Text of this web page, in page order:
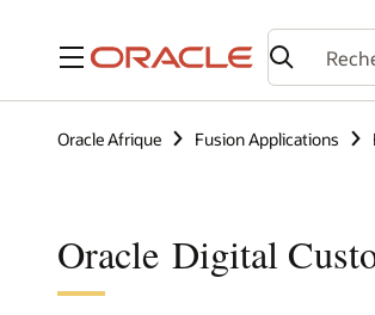
Menu
Oracle Afrique Fusion Applications
Oracle Digital